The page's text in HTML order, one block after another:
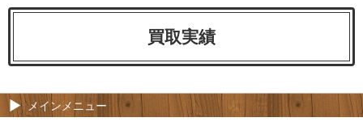
買取実績
メインメニュー